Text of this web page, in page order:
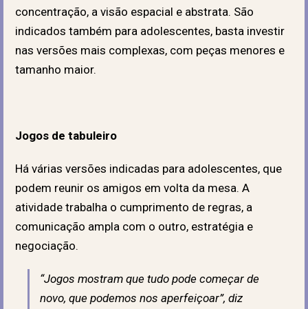
concentração, a visão espacial e abstrata. São
indicados também para adolescentes, basta investir
nas versões mais complexas, com peças menores e
tamanho maior.
Jogos de tabuleiro
Há várias versões indicadas para adolescentes, que
podem reunir os amigos em volta da mesa. A
atividade trabalha o cumprimento de regras, a
comunicação ampla com o outro, estratégia e
negociação.
“Jogos mostram que tudo pode começar de
novo, que podemos nos aperfeiçoar”, diz